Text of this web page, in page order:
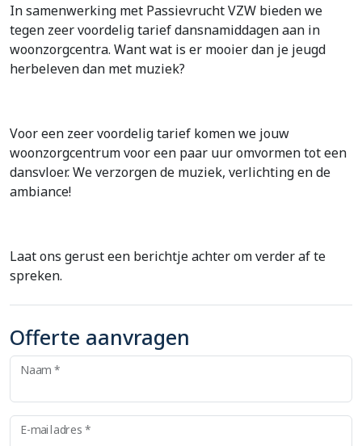
In samenwerking met Passievrucht VZW bieden we
tegen zeer voordelig tarief dansnamiddagen aan in
woonzorgcentra. Want wat is er mooier dan je jeugd
herbeleven dan met muziek?
Voor een zeer voordelig tarief komen we jouw
woonzorgcentrum voor een paar uur omvormen tot een
dansvloer. We verzorgen de muziek, verlichting en de
ambiance!
Laat ons gerust een berichtje achter om verder af te
spreken.
Offerte aanvragen
Naam *
E-mailadres *